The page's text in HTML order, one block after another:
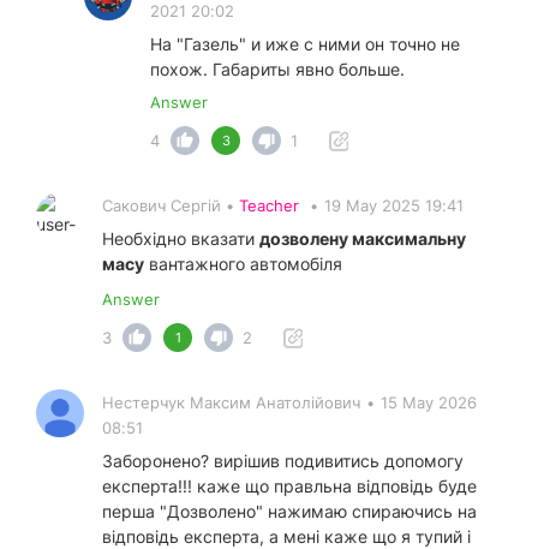
2021 20:02
На "Газель" и иже с ними он точно не
похож. Габариты явно больше.
Answer
4
3 1
Сакович Сергій • Teacher • 19 May 2025 19:41
Необхідно вказати дозволену максимальну
масу вантажного автомобіля
Answer
3
1 2
Нестерчук Максим Анатолійович • 15 May 2026
08:51
Заборонено? вирішив подивитись допомогу
експерта!!! каже що правльна відповідь буде
перша "Дозволено" нажимаю спираючись на
відповідь експерта, а мені каже що я тупий і